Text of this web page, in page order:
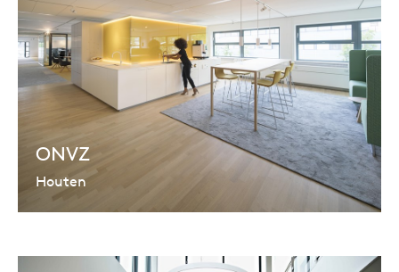
ONVZ
Houten